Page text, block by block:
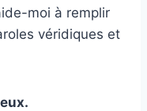
moi à remplir
véridiques et